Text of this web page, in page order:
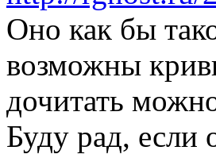
Оно как бы
возможны
дочитать
Буду рад, если